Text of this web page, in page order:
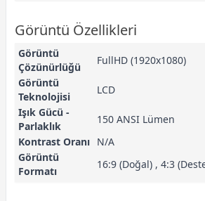
Görüntü Özellikleri
Görüntü
Çözünürlüğü
FullHD (1920x1080)
Görüntü
Teknolojisi
LCD
Işık Gücü -
Parlaklık
150 ANSI Lümen
Kontrast Oranı N/A
Görüntü
Formatı
16:9 (Doğal) , 4:3